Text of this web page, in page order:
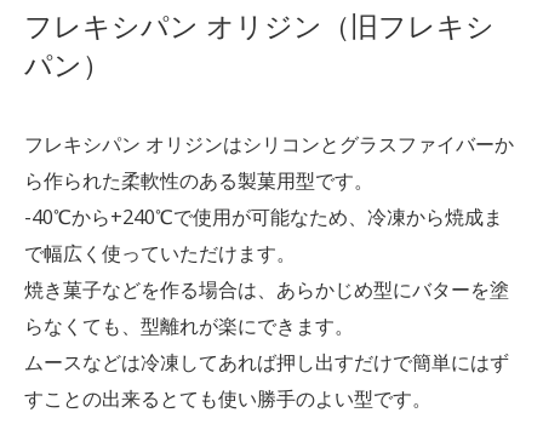
フレキシパン オリジン（旧フレキシ
パン）
フレキシパン オリジンはシリコンとグラスファイバーか
ら作られた柔軟性のある製菓用型です。
-40℃から+240℃で使用が可能なため、冷凍から焼成ま
で幅広く使っていただけます。
焼き菓子などを作る場合は、あらかじめ型にバターを塗
らなくても、型離れが楽にできます。
ムースなどは冷凍してあれば押し出すだけで簡単にはず
すことの出来るとても使い勝手のよい型です。